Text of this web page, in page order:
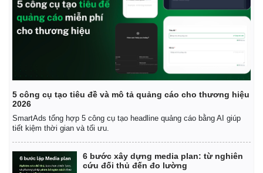
Bất động sản
Khởi nghiệp
Giá vàng
Tiêu dùng
5 công cụ tạo tiêu đề và mô tả quảng cáo cho thương hiệu
2026
SmartAds tổng hợp 5 công cụ tạo headline quảng cáo bằng AI giúp
tiết kiệm thời gian và tối ưu.
6 bước xây dựng media plan: từ nghiên
cứu đối thủ đến đo lường